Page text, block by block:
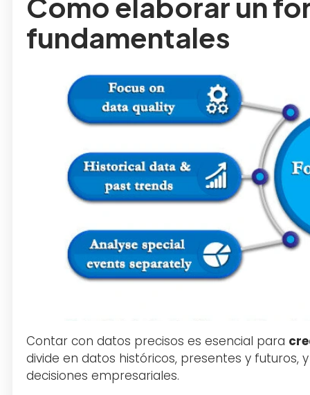
fundamentales
Contar con datos precisos es esencial para
divide en datos históricos, presentes y
decisiones empresariales.